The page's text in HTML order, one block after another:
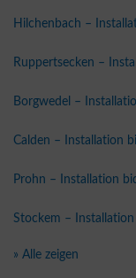
Hilchenbach –
Ruppertsecken –
Borgwedel –
Calden – Installation
Prohn – Installation
Stockem –
» Alle zeigen